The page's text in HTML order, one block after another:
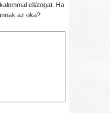
ellátogat. Ha
az oka?